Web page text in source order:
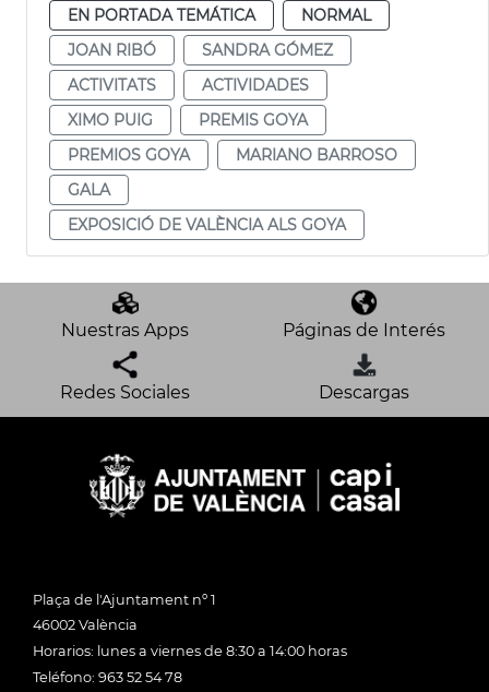
EN PORTADA TEMÁTICA
NORMAL
JOAN RIBÓ
SANDRA GÓMEZ
ACTIVITATS
ACTIVIDADES
XIMO PUIG
PREMIS GOYA
PREMIOS GOYA
MARIANO BARROSO
GALA
EXPOSICIÓ DE VALÈNCIA ALS GOYA
Nuestras Apps Páginas de Interés
Redes Sociales Descargas
Plaça de l'Ajuntament nº 1
46002 València
Horarios: lunes a viernes de 8:30 a 14:00 horas
Teléfono: 963 52 54 78